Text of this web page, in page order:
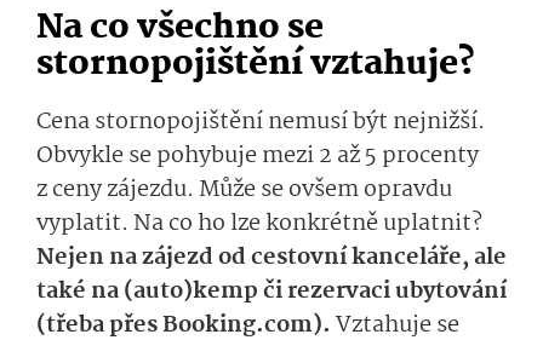
Na co všechno se
stornopojištění vztahuje?
Cena stornopojištění nemusí být nejnižší.
Obvykle se pohybuje mezi 2 až 5 procenty
z ceny zájezdu. Může se ovšem opravdu
vyplatit. Na co ho lze konkrétně uplatnit?
Nejen na zájezd od cestovní kanceláře, ale
také na (auto)kemp či rezervaci ubytování
(třeba přes Booking.com). Vztahuje se